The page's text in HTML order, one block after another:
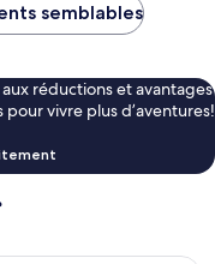
semblables
réductions et avantages
vivre plus d’aventures!